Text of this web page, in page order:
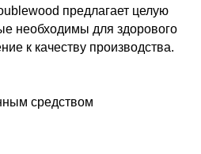
предлагает целую
необходимы для здорового
к качеству производства.
средством